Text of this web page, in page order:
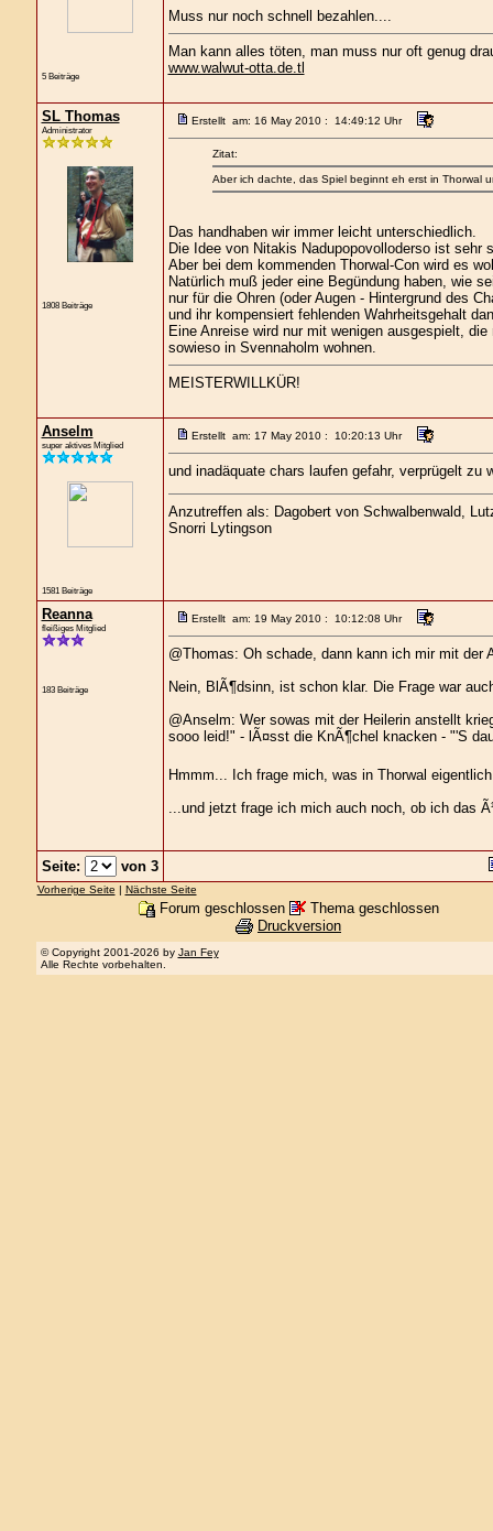
5 Beiträge
Muss nur noch schnell bezahlen....
Man kann alles töten, man muss nur oft genug
www.walwut-otta.de.tl
SL Thomas
Administrator
1808 Beiträge
Erstellt am: 16 May 2010 : 14:49:12 Uhr
Zitat:
Aber ich dachte, das Spiel beginnt eh erst in Thorwal
Das handhaben wir immer leicht unterschiedlich.
Die Idee von Nitakis Nadupopovolloderso ist sehr
Aber bei dem kommenden Thorwal-Con wird es
Natürlich muß jeder eine Begündung haben, wie
nur für die Ohren (oder Augen - Hintergrund des
und ihr kompensiert fehlenden Wahrheitsgehalt
Eine Anreise wird nur mit wenigen ausgespielt,
sowieso in Svennaholm wohnen.
MEISTERWILLKÜR!
Anselm
super aktives Mitglied
1581 Beiträge
Erstellt am: 17 May 2010 : 10:20:13 Uhr
und inadäquate chars laufen gefahr, verprügelt zu
Anzutreffen als: Dagobert von Schwalbenwald,
Snorri Lytingson
Reanna
fleißiges Mitglied
183 Beiträge
Erstellt am: 19 May 2010 : 10:12:08 Uhr
@Thomas: Oh schade, dann kann ich mir mit der
Nein, BlÃ¶dsinn, ist schon klar. Die Frage war
@Anselm: Wer sowas mit der Heilerin anstellt
sooo leid!" - lÃ¤sst die KnÃ¶chel knacken - "'S
Hmmm... Ich frage mich, was in Thorwal
...und jetzt frage ich mich auch noch, ob ich das
Seite: von 3
Vorherige Seite | Nächste Seite
Forum geschlossen
Thema geschlossen
Druckversion
© Copyright 2001-2026 by Jan Fey
Alle Rechte vorbehalten.